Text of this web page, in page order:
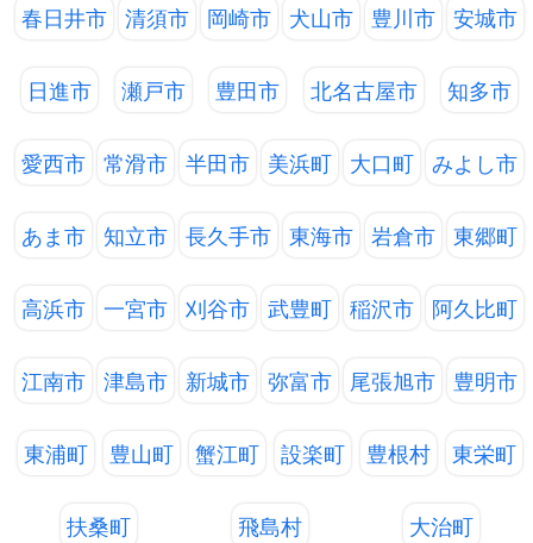
春日井市 清須市 岡崎市 犬山市 豊川市 安城市
日進市 瀬戸市 豊田市 北名古屋市 知多市
愛西市 常滑市 半田市 美浜町 大口町 みよし市
あま市 知立市 長久手市 東海市 岩倉市 東郷町
高浜市 一宮市 刈谷市 武豊町 稲沢市 阿久比町
江南市 津島市 新城市 弥富市 尾張旭市 豊明市
東浦町 豊山町 蟹江町 設楽町 豊根村 東栄町
扶桑町 飛島村 大治町